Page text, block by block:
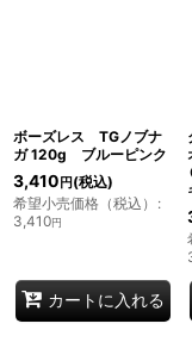
ボーズレス TGノブナ
ガ 120g ブルーピンク
3,410 円 (税込)
希望小売価格（税込） :
3,410円
カートに入れる